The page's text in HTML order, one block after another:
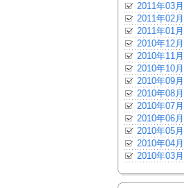
2011年03月
2011年02月
2011年01月
2010年12月
2010年11月
2010年10月
2010年09月
2010年08月
2010年07月
2010年06月
2010年05月
2010年04月
2010年03月